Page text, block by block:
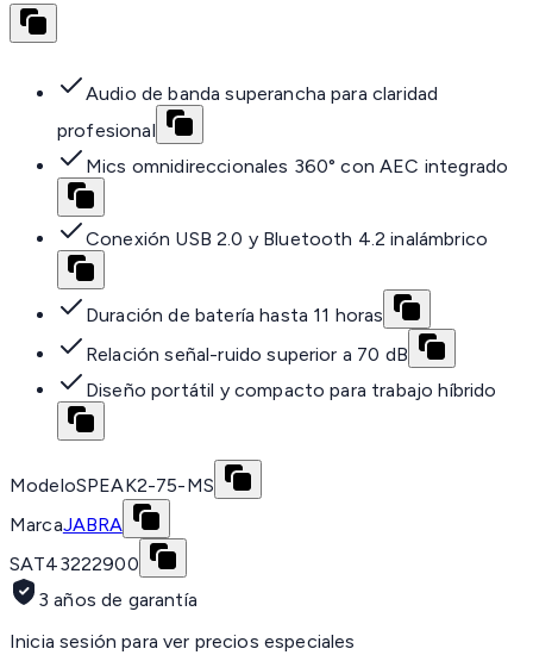
Audio de banda superancha para claridad
profesional
Mics omnidireccionales 360° con AEC integrado
Conexión USB 2.0 y Bluetooth 4.2 inalámbrico
Duración de batería hasta 11 horas
Relación señal-ruido superior a 70 dB
Diseño portátil y compacto para trabajo híbrido
ModeloSPEAK2-75-MS
MarcaJABRA
SAT43222900
3 años de garantía
Inicia sesión para ver precios especiales